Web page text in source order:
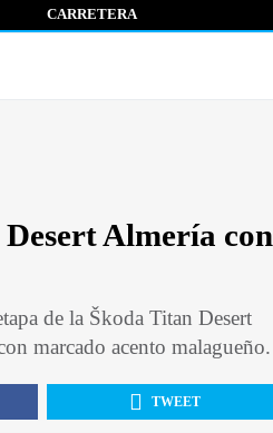
CARRETERA
Almería con
de la Škoda Titan Desert
marcado acento malagueño.
TWEET